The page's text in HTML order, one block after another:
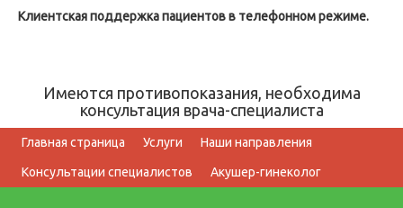
Клиентская поддержка пациентов в телефонном режиме.
Имеются противопоказания, необходима
консультация врача-специалиста
Главная страница Услуги Наши направления
Консультации специалистов Акушер-гинеколог